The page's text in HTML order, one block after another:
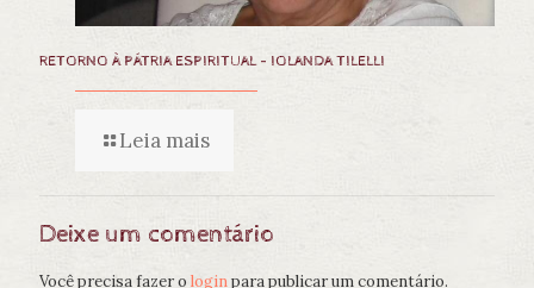
RETORNO À PÁTRIA ESPIRITUAL – IOLANDA TILELLI
Leia mais
Deixe um comentário
Você precisa fazer o loginpara publicar um comentário.